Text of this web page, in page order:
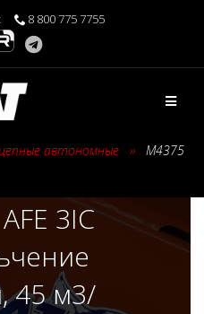
8 800 775 7755
автономные ›
M4375
3IC
45 м3/